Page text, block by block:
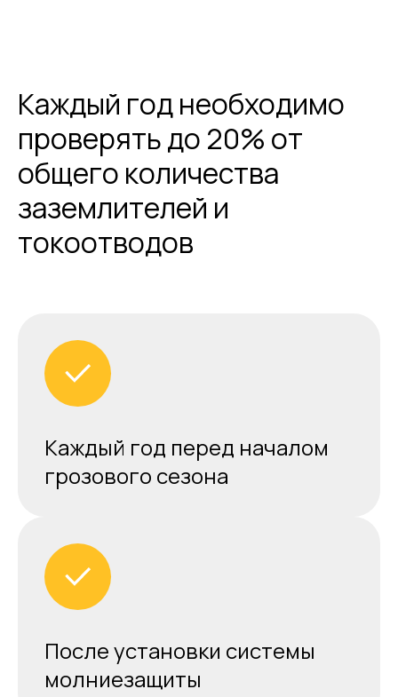
Каждый год необходимо
проверять до 20% от
общего количества
заземлителей и
токоотводов
Каждый год перед началом
грозового сезона
После установки системы
молниезащиты